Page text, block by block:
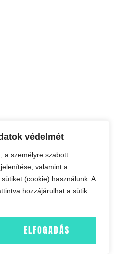
védelmét
a személyre szabott
valamint a
(cookie) használunk. A
hozzájárulhat a sütik
ELFOGADÁS